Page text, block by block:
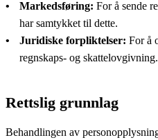
Markedsføring: For å sende
har samtykket til dette.
Juridiske forpliktelser: For å
regnskaps- og skattelovgivning.
Rettslig grunnlag
Behandlingen av